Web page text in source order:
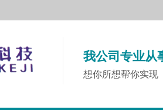
我公司专业从
想你所想帮你实现